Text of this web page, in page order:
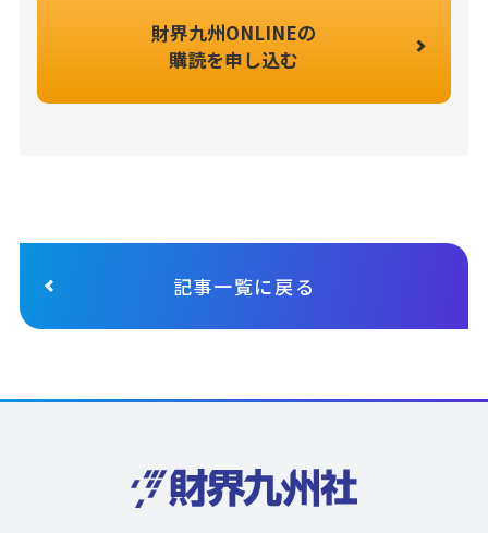
財界九州ONLINEの
購読を申し込む
記事一覧に戻る